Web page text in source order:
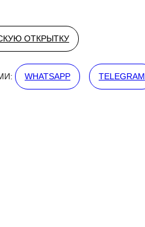
ОТКРЫТКУ
WHATSAPP TELEGRAM